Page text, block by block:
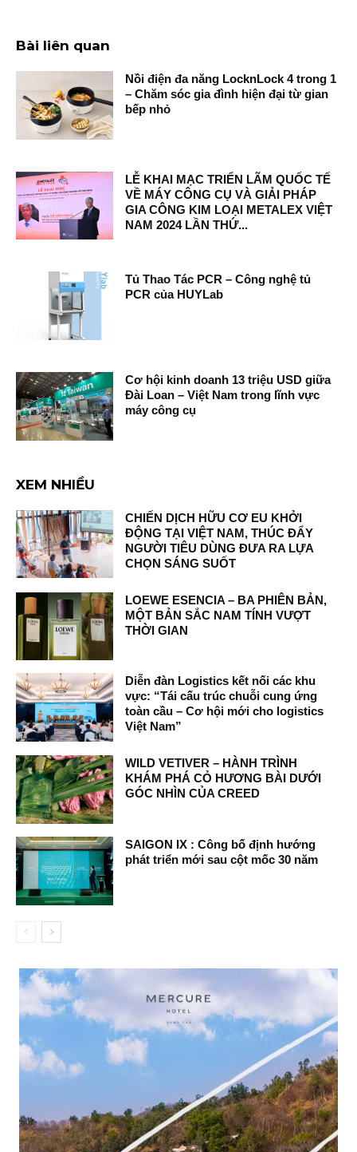
Bài liên quan
Nồi điện đa năng LocknLock 4 trong 1
– Chăm sóc gia đình hiện đại từ gian
bếp nhỏ
LỄ KHAI MẠC TRIỂN LÃM QUỐC TẾ
VỀ MÁY CÔNG CỤ VÀ GIẢI PHÁP
GIA CÔNG KIM LOẠI METALEX VIỆT
NAM 2024 LẦN THỨ...
Tủ Thao Tác PCR – Công nghệ tủ
PCR của HUYLab
Cơ hội kinh doanh 13 triệu USD giữa
Đài Loan – Việt Nam trong lĩnh vực
máy công cụ
XEM NHIỀU
CHIẾN DỊCH HỮU CƠ EU KHỞI
ĐỘNG TẠI VIỆT NAM, THÚC ĐẨY
NGƯỜI TIÊU DÙNG ĐƯA RA LỰA
CHỌN SÁNG SUỐT
LOEWE ESENCIA – BA PHIÊN BẢN,
MỘT BẢN SẮC NAM TÍNH VƯỢT
THỜI GIAN
Diễn đàn Logistics kết nối các khu
vực: “Tái cấu trúc chuỗi cung ứng
toàn cầu – Cơ hội mới cho logistics
Việt Nam”
WILD VETIVER – HÀNH TRÌNH
KHÁM PHÁ CỎ HƯƠNG BÀI DƯỚI
GÓC NHÌN CỦA CREED
SAIGON IX : Công bố định hướng
phát triển mới sau cột mốc 30 năm